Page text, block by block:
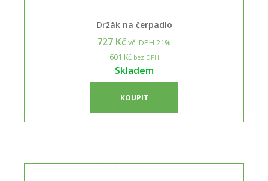
Držák na čerpadlo
727 Kčvč. DPH 21%
601 Kčbez DPH
Skladem
KOUPIT